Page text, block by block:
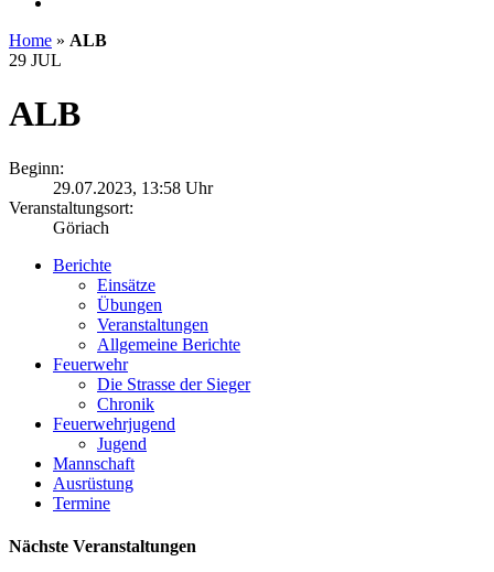
Home » ALB
29 JUL
ALB
Beginn:
29.07.2023, 13:58 Uhr
Veranstaltungsort:
Göriach
Berichte
Einsätze
Übungen
Veranstaltungen
Allgemeine Berichte
Feuerwehr
Die Strasse der Sieger
Chronik
Feuerwehrjugend
Jugend
Mannschaft
Ausrüstung
Termine
Nächste Veranstaltungen